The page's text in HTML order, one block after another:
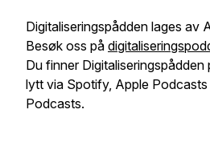
Digitaliseringspådden lages av
Besøk oss på
Du finner Digitaliseringspådden
lytt via Spotify, Apple Podcasts
Podcasts.